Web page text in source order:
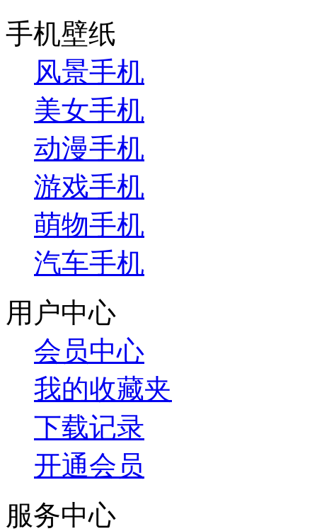
手机壁纸
风景手机
美女手机
动漫手机
游戏手机
萌物手机
汽车手机
用户中心
会员中心
我的收藏夹
下载记录
开通会员
服务中心